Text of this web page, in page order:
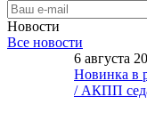
Новости
Все новости
6 августа
Новинка в
/ АКПП